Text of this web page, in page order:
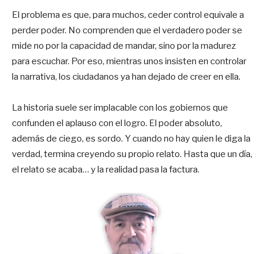
El problema es que, para muchos, ceder control equivale a
perder poder. No comprenden que el verdadero poder se
mide no por la capacidad de mandar, sino por la madurez
para escuchar. Por eso, mientras unos insisten en controlar
la narrativa, los ciudadanos ya han dejado de creer en ella.
La historia suele ser implacable con los gobiernos que
confunden el aplauso con el logro. El poder absoluto,
además de ciego, es sordo. Y cuando no hay quien le diga la
verdad, termina creyendo su propio relato. Hasta que un día,
el relato se acaba… y la realidad pasa la factura.